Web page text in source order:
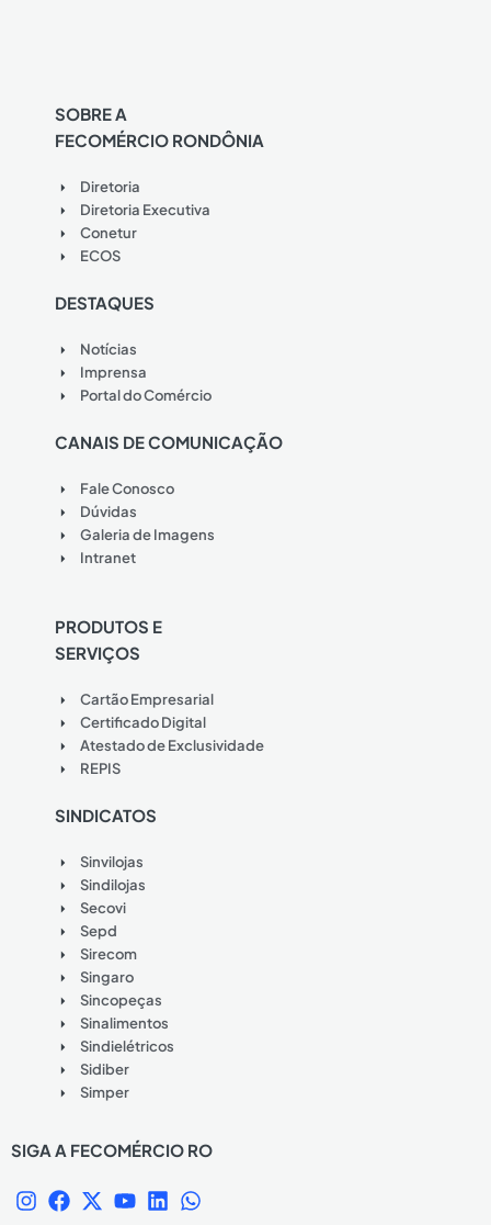
SOBRE A
FECOMÉRCIO RONDÔNIA
Diretoria
Diretoria Executiva
Conetur
ECOS
DESTAQUES
Notícias
Imprensa
Portal do Comércio
CANAIS DE COMUNICAÇÃO
Fale Conosco
Dúvidas
Galeria de Imagens
Intranet
PRODUTOS E
SERVIÇOS
Cartão Empresarial
Certificado Digital
Atestado de Exclusividade
REPIS
SINDICATOS
Sinvilojas
Sindilojas
Secovi
Sepd
Sirecom
Singaro
Sincopeças
Sinalimentos
Sindielétricos
Sidiber
Simper
SIGA A FECOMÉRCIO RO
I
n
F
a
X
-
Y
o
L
i
W
h